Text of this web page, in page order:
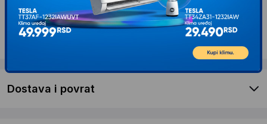
Kontaktirajte nas
Opis proizvoda TEFAL NE688837
Dostava i povrat